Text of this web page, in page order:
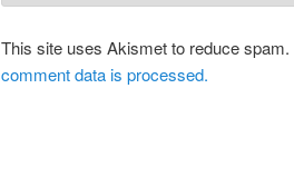
This site uses Akismet to reduce spam.
comment data is processed.